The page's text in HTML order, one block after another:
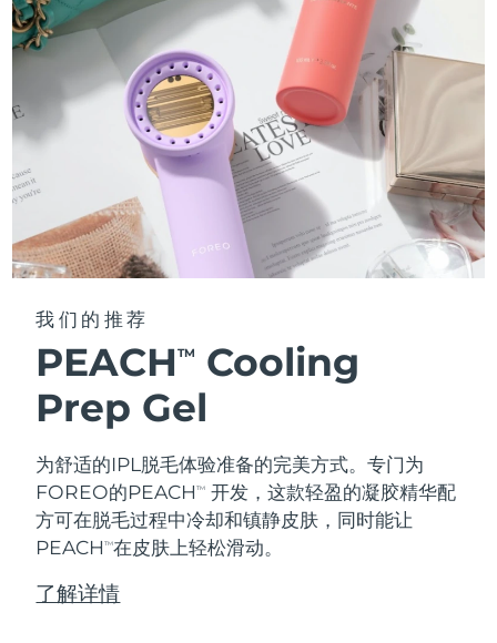
我们的推荐
PEACHTM
Cooling
Prep Gel
为舒适的IPL脱毛体验准备的完美方式。专门为
FOREO的PEACHTM
开发，这款轻盈的凝胶精华配
方可在脱毛过程中冷却和镇静皮肤，同时能让
PEACHTM在皮肤上轻松滑动。
了解详情